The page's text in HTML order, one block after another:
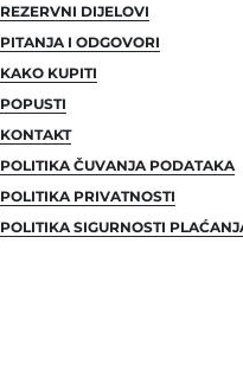
REZERVNI DIJELOVI
PITANJA I ODGOVORI
KAKO KUPITI
POPUSTI
KONTAKT
POLITIKA ČUVANJA PODATAKA
POLITIKA PRIVATNOSTI
POLITIKA SIGURNOSTI